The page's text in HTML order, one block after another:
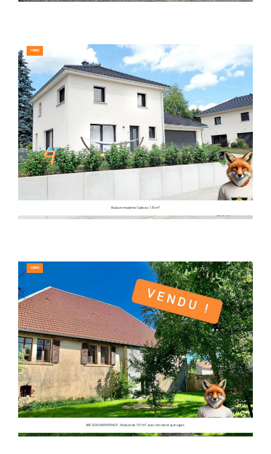
VENDU
Maison moderne 5 pièces 135 m²
VENDU
ARC SOUS MONTENOT - Maison de 167 m² avec terrain et garages.